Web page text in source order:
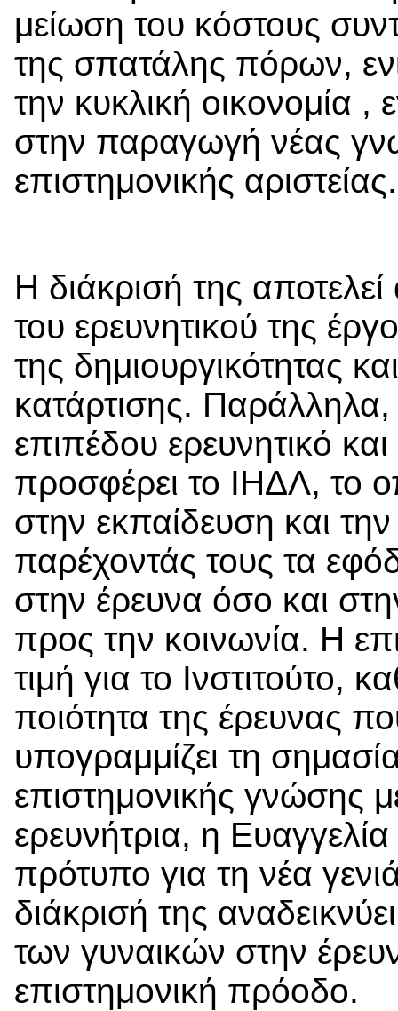
μείωση του κόστους
της σπατάλης πόρων,
την κυκλική οικονομία
στην παραγωγή νέας
επιστημονικής αριστείας.
Η διάκρισή της
του ερευνητικού της
της δημιουργικότητας
κατάρτισης. Παράλληλα,
επιπέδου ερευνητικό
προσφέρει το ΙΗΔΛ, το
στην εκπαίδευση και
παρέχοντάς τους τα
στην έρευνα όσο και
προς την κοινωνία. Η
τιμή για το Ινστιτούτο,
ποιότητα της έρευνας
υπογραμμίζει τη
επιστημονικής γνώσης
ερευνήτρια, η Ευαγγελία
πρότυπο για τη νέα
διάκρισή της
των γυναικών στην
επιστημονική πρόοδο.